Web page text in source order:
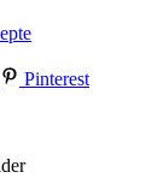
Pinterest